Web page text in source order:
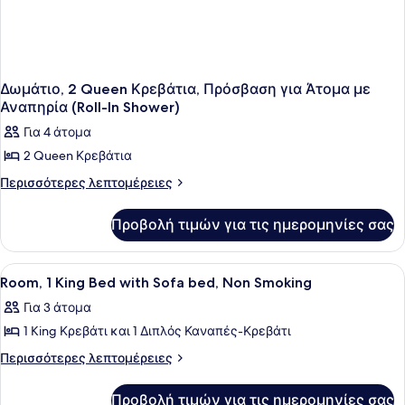
Δωμάτιο, 2 Queen Κρεβάτια, Πρόσβαση για Άτομα με
Αναπηρία (Roll-In Shower)
Για 4 άτομα
2 Queen Κρεβάτια
Περισσότερες λεπτομέρειες
Περισσότερες
2
Queen
Κρεβάτια,
για
Άτομα
Αναπηρία
Προβολή τιμών για τις ημερομηνίες σας
Προβολή
όλων
των
φωτογραφιών
για
Ένα δωμάτιο ξενοδοχείου με ένα
4
Room, 1 King Bed with Sofa bed, Non Smoking
Για 3 άτομα
1 King Κρεβάτι και 1 Διπλός Καναπές-Κρεβάτι
Περισσότερες λεπτομέρειες
Περισσότερες
Προβολή τιμών για τις ημερομηνίες σας